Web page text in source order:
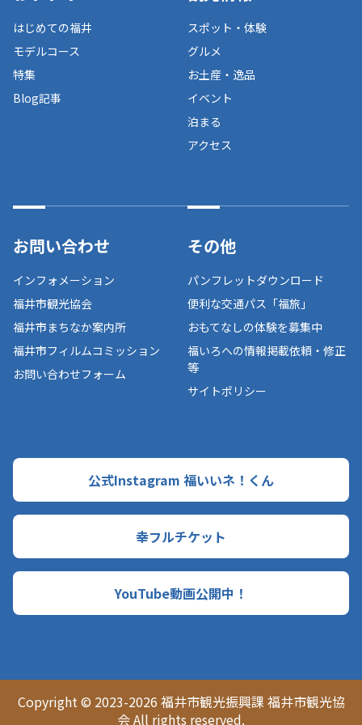
はじめての福井
モデルコース
特集
Blog記事
スポット・体験
グルメ
お土産・逸品
イベント
泊まる
アクセス
お問い合わせ
インフォメーション
福井市観光協会
福井市まちなか案内所
福井市フィルムコミッション
お問い合わせフォーム
その他
パンフレットダウンロード
便利な交通パス「福旅」
おもてなしの体験を募集中
福いろへの情報掲載依頼・修正
等
サイトポリシー
公式Instagram 福いいネ！くん
幸フルチケット
YouTube動画公開中！
Copyright © 2023-2026 福井市観光振興課 福井市観光協
会 All rights reserved.